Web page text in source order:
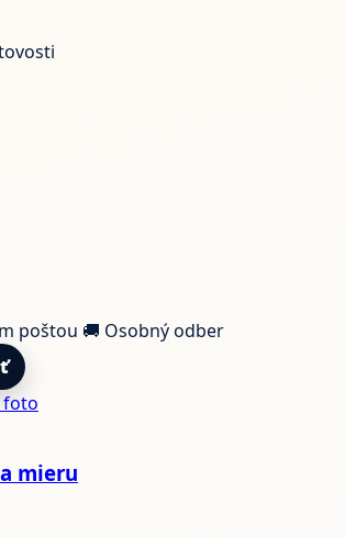
poštou 🚚 Osobný odber
foto
mieru